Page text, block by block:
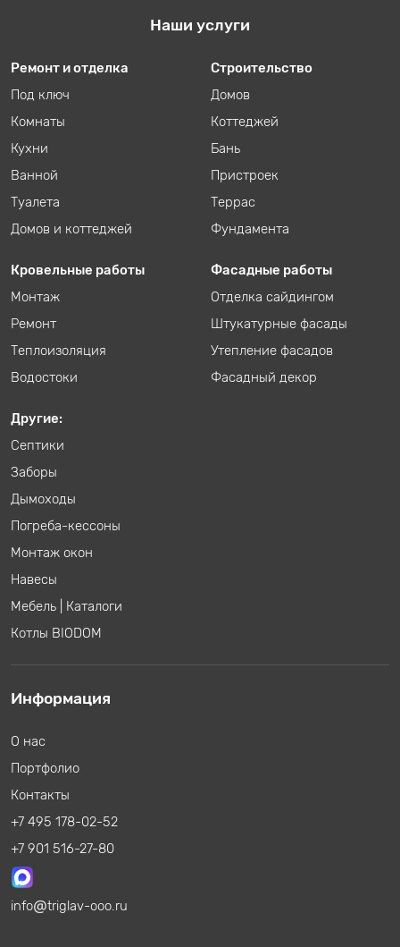
Наши услуги
Ремонт и отделка
Под ключ
Комнаты
Кухни
Ванной
Туалета
Домов и коттеджей
Строительство
Домов
Коттеджей
Бань
Пристроек
Террас
Фундамента
Кровельные работы
Монтаж
Ремонт
Теплоизоляция
Водостоки
Фасадные работы
Отделка сайдингом
Штукатурные фасады
Утепление фасадов
Фасадный декор
Другие:
Септики
Заборы
Дымоходы
Погреба-кессоны
Монтаж окон
Навесы
Мебель
Каталоги
Котлы BIODOM
Информация
О нас
Портфолио
Контакты
+7 495 178-02-52
+7 901 516-27-80
info triglav-ooo.ru